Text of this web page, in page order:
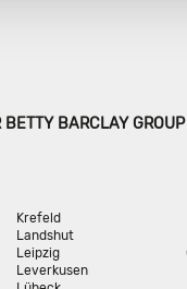
BARCLAY
Krefeld
Landshut
Leipzig
Leverkusen